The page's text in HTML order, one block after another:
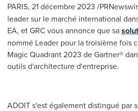
PARIS, 21 décembre 2023 /
leader sur le marché international
EA, et GRC vous annonce que sa
nommé Leader pour la troisième fois
Magic Quadrant 2023 de Gartner®
outils d'architecture d'entreprise.
ADOIT s'est également distingué par